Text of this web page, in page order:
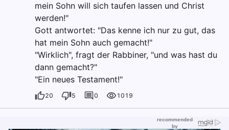
mein Sohn will sich taufen lassen und Christ
werden!"
Gott antwortet: "Das kenne ich nur zu gut, das
hat mein Sohn auch gemacht!"
"Wirklich", fragt der Rabbiner, "und was hast du
dann gemacht?"
"Ein neues Testament!"
20 5 0 1019